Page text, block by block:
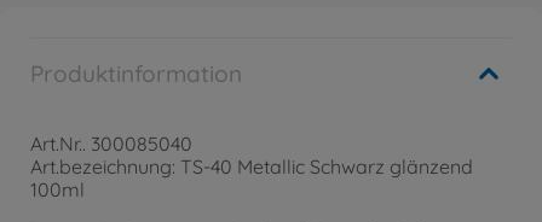
Produktinformation
Art.Nr.. 300085040
Art.bezeichnung: TS-40 Metallic Schwarz glänzend
100ml